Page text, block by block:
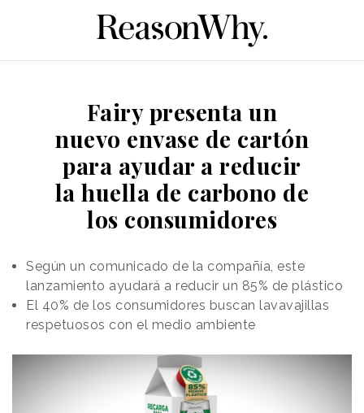
Fairy presenta un
nuevo envase de cartón
para ayudar a reducir
la huella de carbono de
los consumidores
Según un comunicado de la compañía, este
lanzamiento ayudará a reducir un 85% de plástico
El 40% de los consumidores buscan lavavajillas
respetuosos con el medio ambiente